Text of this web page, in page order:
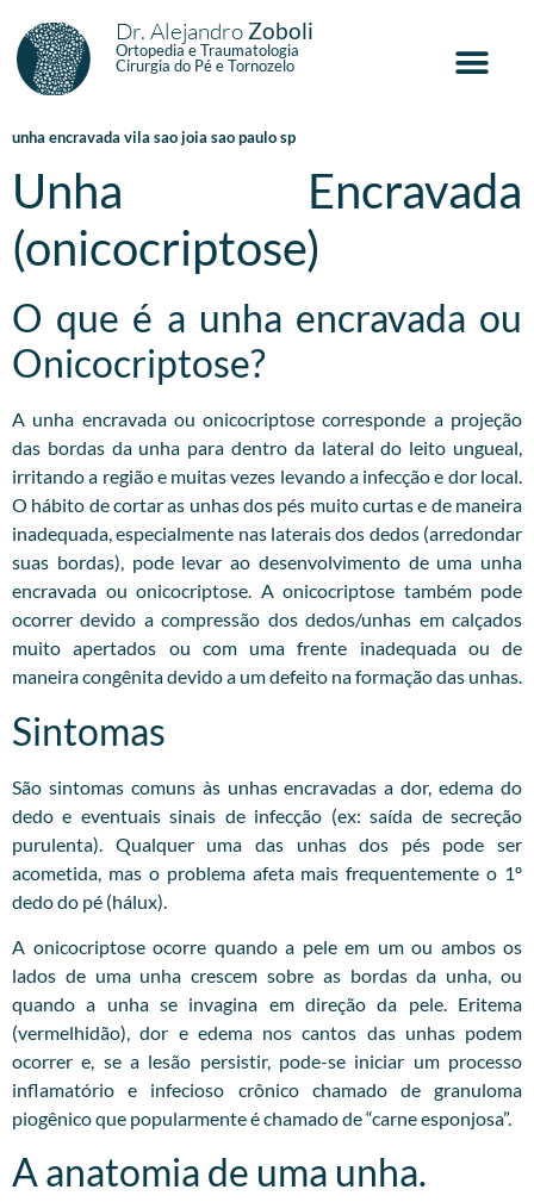
Dr. Alejandro Zoboli
Ortopedia e Traumatologia
Cirurgia do Pé e Tornozelo
unha encravada vila sao joia sao paulo sp
Unha Encravada
(onicocriptose)
O que é a unha encravada ou
Onicocriptose?
A unha encravada ou onicocriptose corresponde a projeção
das bordas da unha para dentro da lateral do leito ungueal,
irritando a região e muitas vezes levando a infecção e dor local.
O hábito de cortar as unhas dos pés muito curtas e de maneira
inadequada, especialmente nas laterais dos dedos (arredondar
suas bordas), pode levar ao desenvolvimento de uma unha
encravada ou onicocriptose. A onicocriptose também pode
ocorrer devido a compressão dos dedos/unhas em calçados
muito apertados ou com uma frente inadequada ou de
maneira congênita devido a um defeito na formação das unhas.
Sintomas
São sintomas comuns às unhas encravadas a dor, edema do
dedo e eventuais sinais de infecção (ex: saída de secreção
purulenta). Qualquer uma das unhas dos pés pode ser
acometida, mas o problema afeta mais frequentemente o 1º
dedo do pé (hálux).
A onicocriptose ocorre quando a pele em um ou ambos os
lados de uma unha crescem sobre as bordas da unha, ou
quando a unha se invagina em direção da pele. Eritema
(vermelhidão), dor e edema nos cantos das unhas podem
ocorrer e, se a lesão persistir, pode-se iniciar um processo
inflamatório e infecioso crônico chamado de granuloma
piogênico que popularmente é chamado de “carne esponjosa”.
A anatomia de uma unha.